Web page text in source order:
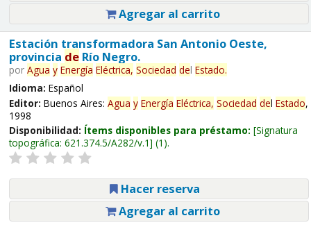
Agregar al carrito
Estación transformadora San Antonio Oeste,
provincia deRío Negro.
por Agua y Energía Eléctrica, Sociedad del Estado.
Idioma: Español
Editor: Buenos Aires: Agua y Energía Eléctrica, Sociedad del Estado,
1998
Disponibilidad: Ítems disponibles para préstamo: Signatura
topográfica: 621.374.5/A282/v.1 (1).
Hacer reserva
Agregar al carrito